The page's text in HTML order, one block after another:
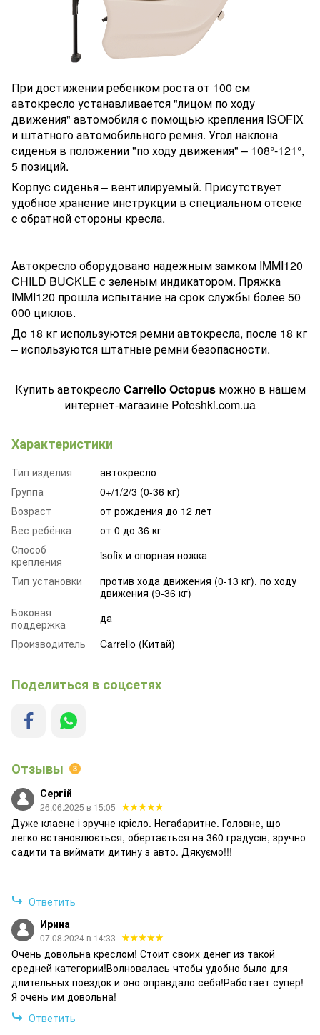
При достижении ребенком роста от 100 см
автокресло устанавливается "лицом по ходу
движения" автомобиля с помощью крепления ISOFIX
и штатного автомобильного ремня. Угол наклона
сиденья в положении "по ходу движения" – 108°-121°,
5 позиций.
Корпус сиденья – вентилируемый. Присутствует
удобное хранение инструкции в специальном отсеке
с обратной стороны кресла.
Автокресло оборудовано надежным замком IMMI120
CHILD BUCKLE с зеленым индикатором. Пряжка
IMMI120 прошла испытание на срок службы более 50
000 циклов.
До 18 кг используются ремни автокресла, после 18 кг
– используются штатные ремни безопасности.
Купить автокреслоCarrello Octopusможно в нашем
интернет-магазине Poteshki.com.ua
Характеристики
Тип изделия
автокресло
Группа
0+/1/2/3 (0-36 кг)
Возраст
от рождения до 12 лет
Вес ребёнка
от 0 до 36 кг
Способ
крепления
isofix и опорная ножка
Тип установки
против хода движения (0-13 кг), по ходу
движения (9-36 кг)
Боковая
поддержка
да
Производитель
Carrello (Китай)
Поделиться в соцсетях
Отзывы 3
Сергій
26.06.2025 в 15:05
Дуже класне і зручне крісло. Негабаритне. Головне, що
легко встановлюється, обертається на 360 градусів, зручно
садити та виймати дитину з авто. Дякуємо!!!
Ответить
Ирина
07.08.2024 в 14:33
Очень довольна креслом! Стоит своих денег из такой
средней категории!Волновалась чтобы удобно было для
длительных поездок и оно оправдало себя!Работает супер!
Я очень им довольна!
Ответить